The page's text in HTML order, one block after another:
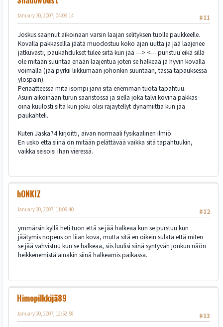
#11
January 30, 2007, 04:09:14
Joskus saannut aikoinaan varsin laajan selityksen tuolle paukkeelle.
Kovalla pakkasellla jäätä muodostuu koko ajan uutta ja jää laajenee
jatkuvasti, paukahdukset tulee siitä kun jää ---> <--- puristuu eikä sillä
ole mitään suuntaa enään laajentua joten se halkeaa ja hyvin kovalla
voimalla (jää pyrkii liikkumaan johonkin suuntaan, tässä tapauksessa
ylöspäin).
Periaatteessa mitä isompi järvi sitä enemmän tuota tapahtuu.
Asuin aikoinaan turun saaristossa ja siellä joka talvi kovina pakkas-
öinä kuulosti siltä kun joku olisi räjäytellyt dynamiittia kun jää
paukahteli.
Kuten Jaska74 kirjoitti, aivan normaali fysikaalinen ilmiö.
En usko että siinä on mitään pelättävää vaikka sitä tapahtuukin,
vaikka seisoisi ihan vieressä.
hONKIZ
#12
January 30, 2007, 11:09:40
ymmärsin kyllä heti tuon että se jää halkeaa kun se purstuu kun
jäätymis nopeus on liian kova, mutta sitä en oikein sulata että miten
se jää vahvistuu kun se halkeaa, siis luulisi siinä syntyvän jonkun näön
heikkenemistä ainakin siinä halkeamis paikassa.
Himopilkkijä89
#13
January 30, 2007, 12:52:58